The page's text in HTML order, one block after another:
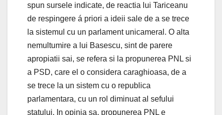
spun sursele indicate, de reactia lui Tariceanu
de respingere á priori a ideii sale de a se trece
la sistemul cu un parlament unicameral. O alta
nemultumire a lui Basescu, sint de parere
apropiatii sai, se refera si la propunerea PNL si
a PSD, care el o considera caraghioasa, de a
se trece la un sistem cu o republica
parlamentara, cu un rol diminuat al sefului
statului. In opinia sa, propunerea PNL e